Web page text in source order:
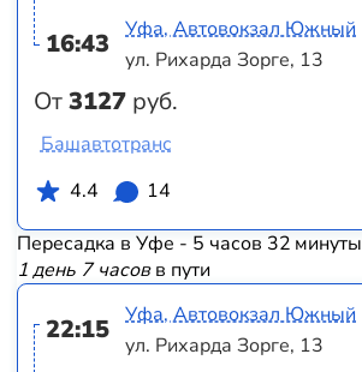
16:43
От3127 руб.
Уфа, Автовокзал Южный
ул. Рихарда Зорге, 13
Башавтотранс
4.4
14
Пересадка в Уфе - 5 часов 32 минуты
1 день 7 часовв пути
22:15
Уфа, Автовокзал Южный
ул. Рихарда Зорге, 13